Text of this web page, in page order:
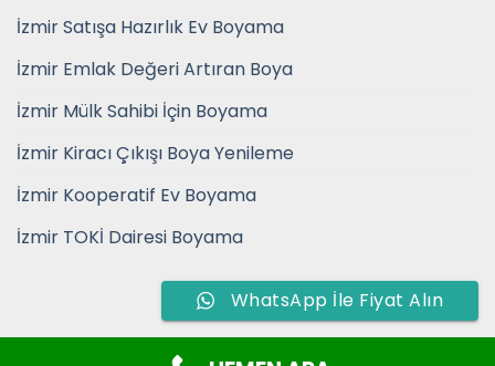
İzmir Satışa Hazırlık Ev Boyama
İzmir Emlak Değeri Artıran Boya
İzmir Mülk Sahibi İçin Boyama
İzmir Kiracı Çıkışı Boya Yenileme
İzmir Kooperatif Ev Boyama
İzmir TOKİ Dairesi Boyama
WhatsApp İle Fiyat Alın